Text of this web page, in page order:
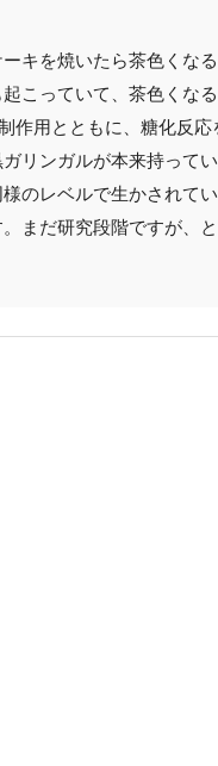
キを焼いたら茶色くな
こっていて、茶色くな
作用とともに、糖化反
リンガルが本来持って
のレベルで生かされて
まだ研究段階ですが、